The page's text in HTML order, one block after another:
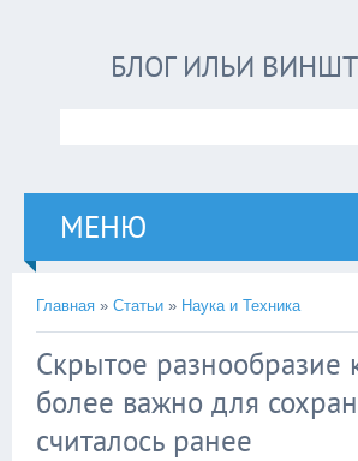
БЛОГ ИЛЬИ
МЕНЮ
Главная » Статьи » Наука и Техника
Скрытое разнообразие
более важно для
считалось ранее